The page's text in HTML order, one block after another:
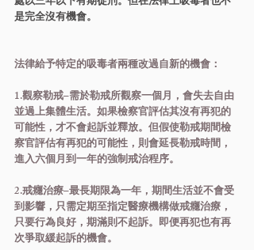
是完全沒有機會。
法律給予特定的吸毒者兩種改過自新的機會：
1.觀察勒戒–需於勒戒所觀察一個月，會失去自由
並過上集體生活。如果檢察官評估其沒有再犯的
可能性，才不會起訴並釋放。但假使勒戒期間檢
察官評估有再犯的可能性，則會延長勒戒時間，
進入六個月到一年的強制戒治程序。
2.戒癮治療–最長期限為一年，期間生活並不會受
到影響，只需定期至指定醫療機構做戒癮治療，
只要行為良好，期滿則不起訴。即便再犯也有再
次爭取緩起訴的機會。